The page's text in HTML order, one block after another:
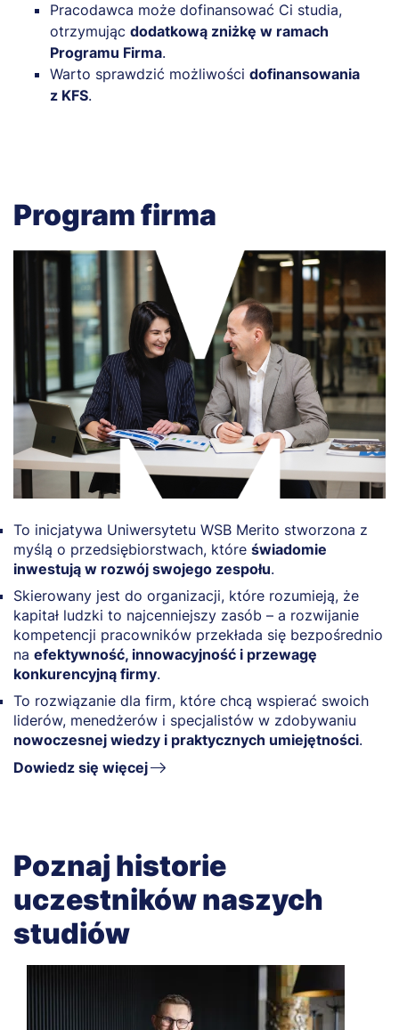
Pracodawca może dofinansować Ci studia,
otrzymując dodatkową zniżkę w ramach
Programu Firma.
Warto sprawdzić możliwości dofinansowania
z KFS.
Program firma
To inicjatywa Uniwersytetu WSB Merito stworzona z
myślą o przedsiębiorstwach, które świadomie
inwestują w rozwój swojego zespołu.
Skierowany jest do organizacji, które rozumieją, że
kapitał ludzki to najcenniejszy zasób – a rozwijanie
kompetencji pracowników przekłada się bezpośrednio
na efektywność, innowacyjność i przewagę
konkurencyjną firmy.
To rozwiązanie dla firm, które chcą wspierać swoich
liderów, menedżerów i specjalistów w zdobywaniu
nowoczesnej wiedzy i praktycznych umiejętności.
Dowiedz się więcej
Poznaj historie
uczestników naszych
studiów